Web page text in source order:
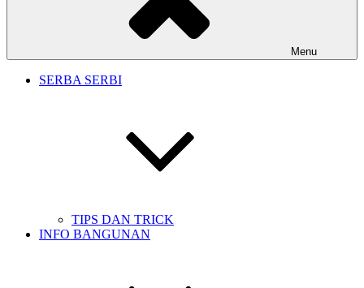
Menu
SERBA SERBI
TIPS DAN TRICK
INFO BANGUNAN